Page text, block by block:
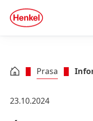
Skip to footer
quick
search
Prasa
23.10.2024